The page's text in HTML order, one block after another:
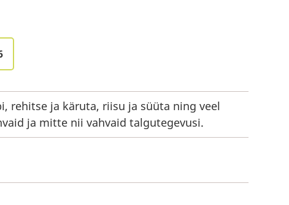
rehitse ja käruta, riisu ja süüta ning veel
ja mitte nii vahvaid talgutegevusi.